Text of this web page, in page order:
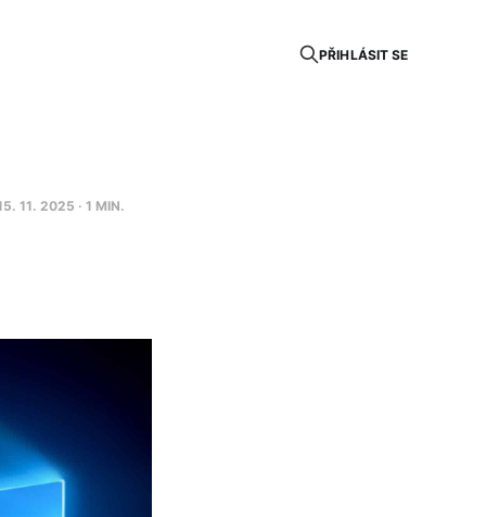
PŘIHLÁSIT SE
11. 2025 · 1 MIN.